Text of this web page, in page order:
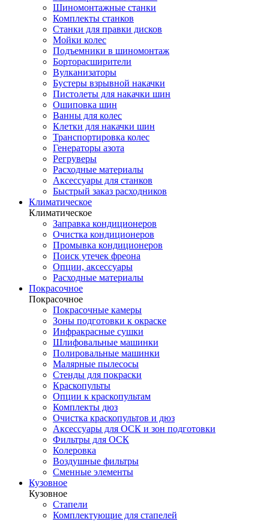
Шиномонтажные станки
Комплекты станков
Станки для правки дисков
Мойки колес
Подъемники в шиномонтаж
Борторасширители
Вулканизаторы
Бустеры взрывной накачки
Пистолеты для накачки шин
Ошиповка шин
Ванны для колес
Клетки для накачки шин
Транспортировка колес
Генераторы азота
Регруверы
Расходные материалы
Аксессуары для станков
Быстрый заказ расходников
Климатическое
Климатическое
Заправка кондиционеров
Очистка кондиционеров
Промывка кондиционеров
Поиск утечек фреона
Опции, аксессуары
Расходные материалы
Покрасочное
Покрасочное
Покрасочные камеры
Зоны подготовки к окраске
Инфракрасные сушки
Шлифовальные машинки
Полировальные машинки
Малярные пылесосы
Стенды для покраски
Краскопульты
Опции к краскопультам
Комплекты дюз
Очистка краскопультов и дюз
Аксессуары для ОСК и зон подготовки
Фильтры для ОСК
Колеровка
Воздушные фильтры
Сменные элементы
Кузовное
Кузовное
Стапели
Комплектующие для стапелей